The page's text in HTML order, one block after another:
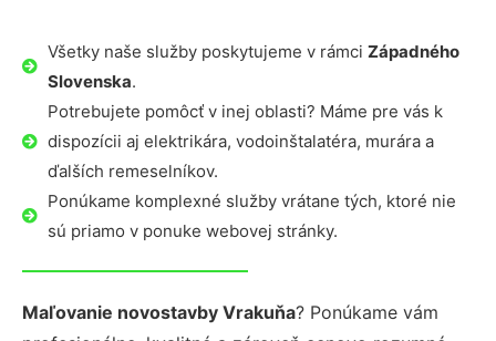
Všetky naše služby poskytujeme v rámci Západného
Slovenska.
Potrebujete pomôcť v inej oblasti? Máme pre vás k
dispozícii aj elektrikára, vodoinštalatéra, murára a
ďalších remeselníkov.
Ponúkame komplexné služby vrátane tých, ktoré nie
sú priamo v ponuke webovej stránky.
Maľovanie novostavby Vrakuňa? Ponúkame vám